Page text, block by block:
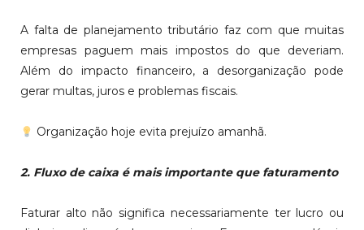
A falta de planejamento tributário faz com que muitas
empresas paguem mais impostos do que deveriam.
Além do impacto financeiro, a desorganização pode
gerar multas, juros e problemas fiscais.
Organização hoje evita prejuízo amanhã.
2. Fluxo de caixa é mais importante que faturamento
Faturar alto não significa necessariamente ter lucro ou